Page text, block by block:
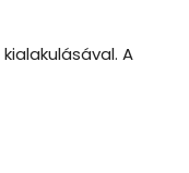
kialakulásával. A